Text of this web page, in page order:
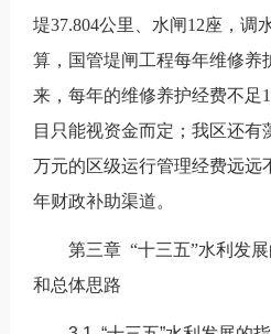
堤37.804公里、水闸12座，调
算，国管堤闸工程每年维修养
来，每年的维修养护经费不足
目只能视资金而定；我区还有
万元的区级运行管理经费远远
年财政补助渠道。
第三章 “十三五”水利发
和总体思路